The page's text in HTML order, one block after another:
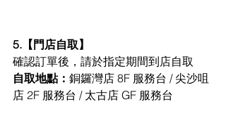
5.【門店自取】
確認訂單後，請於指定期間到店自取
自取地點： 銅鑼灣店 8F 服務台 / 尖沙咀
店 2F 服務台 / 太古店 GF 服務台